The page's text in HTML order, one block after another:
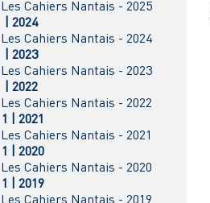
Les Cahiers Nantais - 2025
| 2024
Les Cahiers Nantais - 2024
| 2023
Les Cahiers Nantais - 2023
| 2022
Les Cahiers Nantais - 2022
1 | 2021
Les Cahiers Nantais - 2021
1 | 2020
Les Cahiers Nantais - 2020
1 | 2019
Les Cahiers Nantais - 2019